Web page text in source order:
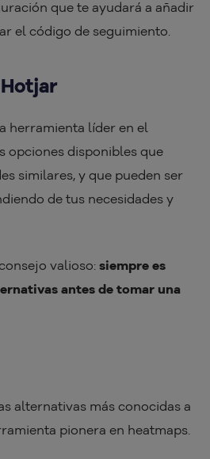
que te ayudará a añadir
el código de seguimiento.
herramienta líder en el
opciones disponibles que
similares, y que pueden ser
de tus necesidades y
valioso: siempre es
antes de tomar una
alternativas más conocidas a
pionera en heatmaps.